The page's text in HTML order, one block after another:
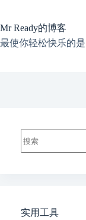
内
容
Mr Ready的博客
最使你轻松快乐的
结
实用工具